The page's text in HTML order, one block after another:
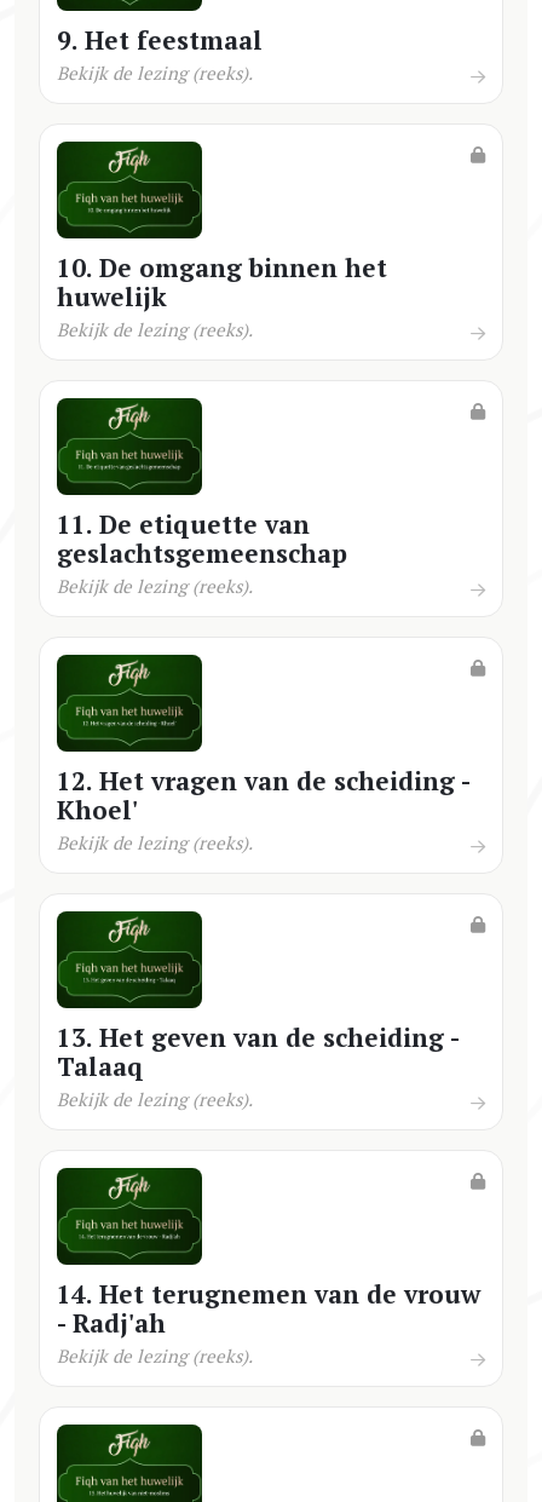
9. Het feestmaal
Bekijk de lezing (reeks).
10. De omgang binnen het
huwelijk
Bekijk de lezing (reeks).
11. De etiquette van
geslachtsgemeenschap
Bekijk de lezing (reeks).
12. Het vragen van de scheiding -
Khoel'
Bekijk de lezing (reeks).
13. Het geven van de scheiding -
Talaaq
Bekijk de lezing (reeks).
14. Het terugnemen van de vrouw
- Radj'ah
Bekijk de lezing (reeks).